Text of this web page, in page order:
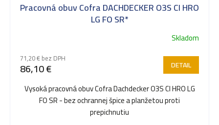
Pracovná obuv Cofra DACHDECKER O3S CI HRO
LG FO SR*
Skladom
71,20 € bez DPH
86,10 € DETAIL
Vysoká pracovná obuv Cofra Dachdecker O3S CI HRO LG
FO SR - bez ochrannej špice a planžetou proti
prepichnutiu